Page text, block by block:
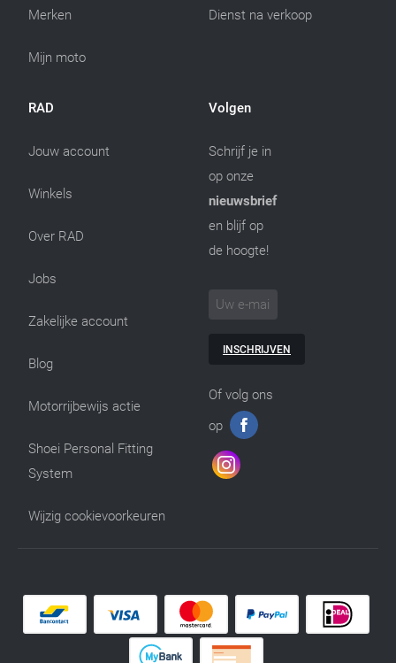
Merken
Mijn moto
Dienst na verkoop
RAD
Jouw account
Winkels
Over RAD
Jobs
Zakelijke account
Blog
Motorrijbewijs actie
Shoei Personal Fitting
System
Wijzig cookievoorkeuren
Volgen
Schrijf je in
op onze
nieuwsbrief
en blijf op
de hoogte!
INSCHRIJVEN
Of volg ons
op